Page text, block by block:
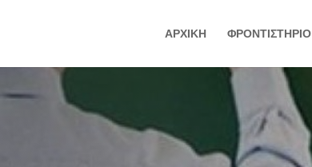
ΑΡΧΙΚΗ ΦΡΟΝΤΙΣΤΗΡΙΟ